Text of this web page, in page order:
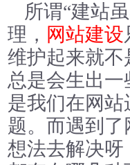
所谓“建站
理， 网站建设
维护起来就
总是会生出
是我们在网
题。而遇到
想法去解决